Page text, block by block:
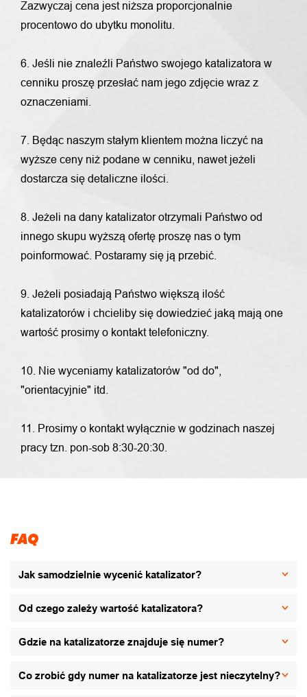
Zazwyczaj cena jest niższa proporcjonalnie
procentowo do ubytku monolitu.
6. Jeśli nie znaleźli Państwo swojego katalizatora w
cenniku proszę przesłać nam jego zdjęcie wraz z
oznaczeniami.
7. Będąc naszym stałym klientem można liczyć na
wyższe ceny niż podane w cenniku, nawet jeżeli
dostarcza się detaliczne ilości.
8. Jeżeli na dany katalizator otrzymali Państwo od
innego skupu wyższą ofertę proszę nas o tym
poinformować. Postaramy się ją przebić.
9. Jeżeli posiadają Państwo większą ilość
katalizatorów i chcieliby się dowiedzieć jaką mają one
wartość prosimy o kontakt telefoniczny.
10. Nie wyceniamy katalizatorów "od do",
"orientacyjnie" itd.
11. Prosimy o kontakt wyłącznie w godzinach naszej
pracy tzn. pon-sob 8:30-20:30.
FAQ
Jak samodzielnie wycenić katalizator?
Od czego zależy wartość katalizatora?
Gdzie na katalizatorze znajduje się numer?
Co zrobić gdy numer na katalizatorze jest nieczytelny?